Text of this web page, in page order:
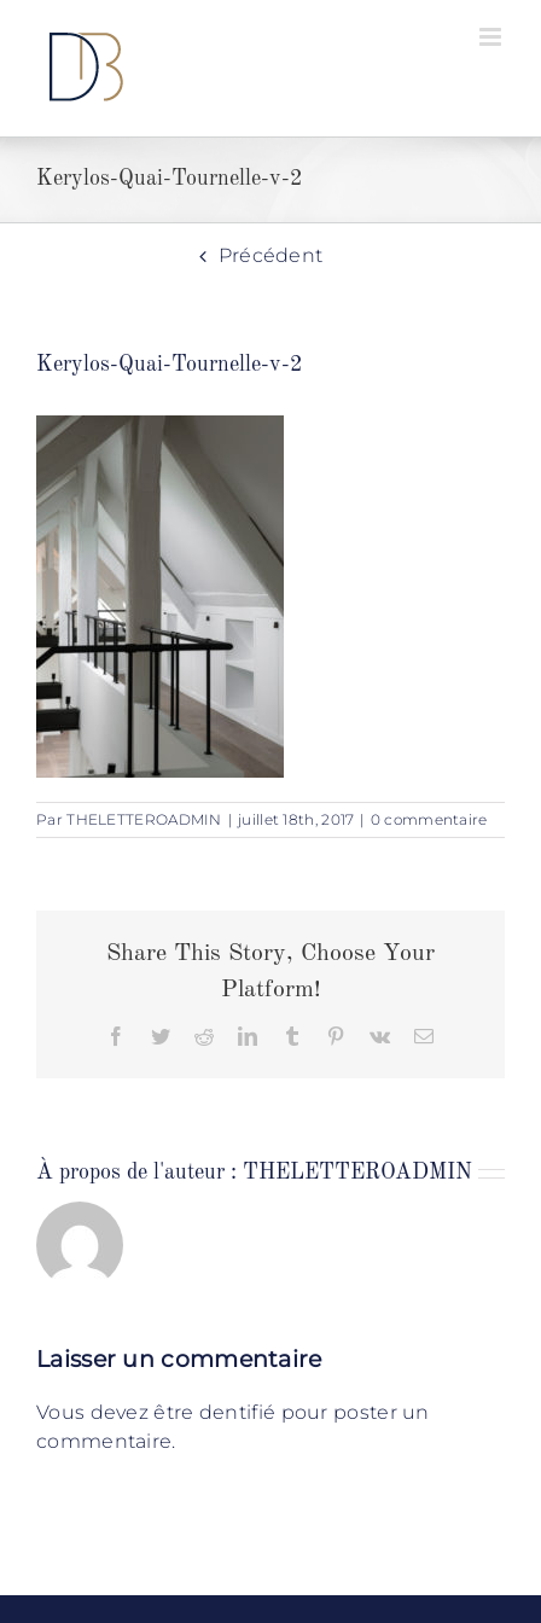
Kerylos-Quai-Tournelle-v-2
Précédent
Kerylos-Quai-Tournelle-v-2
ParTHELETTEROADMIN | juillet 18th, 2017 | 0 commentaire
Share This Story, Choose Your
Platform!
Facebook
TwitterRedditLinkedInTumblr PinterestVk Email
À propos de l'auteur : THELETTEROADMIN
Laisser un commentaire
Vous devez être dentifié pour poster un
commentaire.